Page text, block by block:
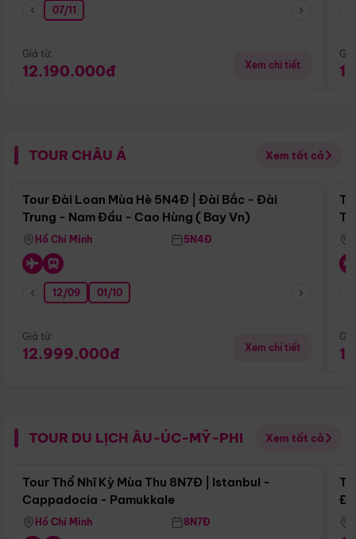
07/11
Giá từ:
12.190.000đ Xem chi tiết
TOUR CHÂU Á Xem tất cả
Điểm nổi bật
Tour Đài Loan Mùa Hè 5N4Đ | Đài Bắc - Đài
Trung - Nam Đầu - Cao Hùng ( Bay Vn)
Hồ Chí Minh 5N4Đ
12/09 01/10
Giá từ:
12.999.000đ Xem chi tiết
TOUR DU LỊCH ÂU-ÚC-MỸ-PHI Xem tất cả
Điểm nổi bật
Tour Thổ Nhĩ Kỳ Mùa Thu 8N7Đ | Istanbul -
Cappadocia - Pamukkale
Hồ Chí Minh 8N7Đ